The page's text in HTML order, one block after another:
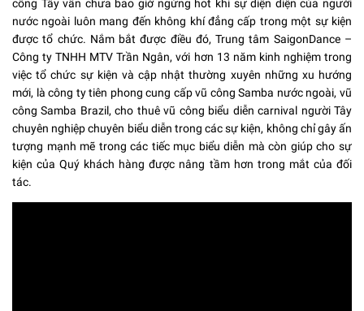
công Tây vẫn chưa bao giờ ngừng hot khi sự diện diện của người
nước ngoài luôn mang đến không khí đẳng cấp trong một sự kiện
được tổ chức. Nắm bắt được điều đó, Trung tâm SaigonDance –
Công ty TNHH MTV Trần Ngân, với hơn 13 năm kinh nghiệm trong
việc tổ chức sự kiện và cập nhật thường xuyên những xu hướng
mới, là công ty tiên phong cung cấp vũ công Samba nước ngoài, vũ
công Samba Brazil, cho thuê vũ công biểu diễn carnival người Tây
chuyên nghiệp chuyên biểu diễn trong các sự kiện, không chỉ gây ấn
tượng mạnh mẽ trong các tiếc mục biểu diễn mà còn giúp cho sự
kiện của Quý khách hàng được nâng tầm hơn trong mắt của đối
tác.